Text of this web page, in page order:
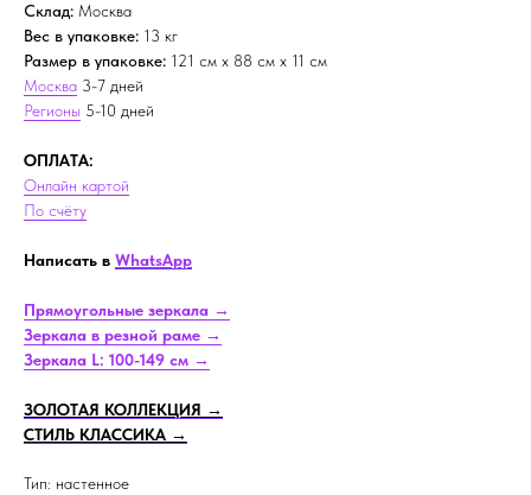
Склад: Москва
Вес в упаковке: 13 кг
Размер в упаковке: 121 см х 88 см х 11 см
Москва 3-7 дней
Регионы 5-10 дней
ОПЛАТА:
Онлайн картой
По счёту
Написать в WhatsApp
Прямоугольные зеркала →
Зеркала в резной раме →
Зеркала L: 100-149 см →
ЗОЛОТАЯ КОЛЛЕКЦИЯ →
СТИЛЬ КЛАССИКА →
Тип: настенное